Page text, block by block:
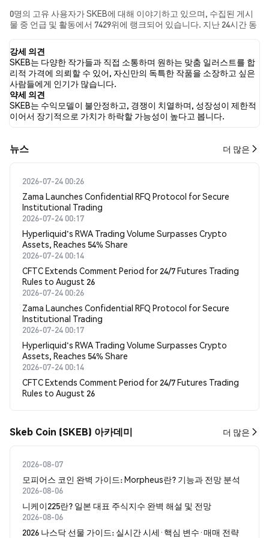
0명의 고유 사용자가 SKEB에 대해 이야기하고 있으며, 수집된 게시
물 중 언급 및 활동에서 7429위에 랭크되어 있습니다. 지난 24시간 동
으로, SKEB에 대한 뉴스 기사 0건이 게시되었습니다. 트위터에서는
NaN%의 트윗이 강세 감정을, NaN%의 트윗이 약세 감정을 보였습니
다. NaN%의 트윗은 SKEB에 대해 중립적인 감정을 나타냈습니다. 이
감정 분석은 0개의 트윗을 기반으로 합니다.
강세 의견
SKEB는 다양한 작가들과 직접 소통하며 원하는 맞춤 일러스트를 합
리적 가격에 의뢰할 수 있어, 자신만의 독특한 작품을 소장하고 싶은
사람들에게 인기가 많습니다.
약세 의견
SKEB는 수익모델이 불안정하고, 경쟁이 치열하며, 성장성이 제한적
이어서 장기적으로 가치가 하락할 가능성이 높다고 봅니다.
뉴스 더 많은
2026-07-24 00:26
Zama Launches Confidential RFQ Protocol for Secure
Institutional Trading
2026-07-24 00:17
Hyperliquid's RWA Trading Volume Surpasses Crypto
Assets, Reaches 54% Share
2026-07-24 00:14
CFTC Extends Comment Period for 24/7 Futures Trading
Rules to August 26
2026-07-24 00:26
Zama Launches Confidential RFQ Protocol for Secure
Institutional Trading
2026-07-24 00:17
Hyperliquid's RWA Trading Volume Surpasses Crypto
Assets, Reaches 54% Share
2026-07-24 00:14
CFTC Extends Comment Period for 24/7 Futures Trading
Rules to August 26
Skeb Coin (SKEB) 아카데미 더 많은
2026-08-07
모피어스 코인 완벽 가이드: Morpheus란? 기능과 전망 분석
2026-08-06
니케이225란? 일본 대표 주식지수 완벽 해설 및 전망
2026-08-06
2026 나스닥 선물 가이드: 실시간 시세·핵심 변수·매매 전략